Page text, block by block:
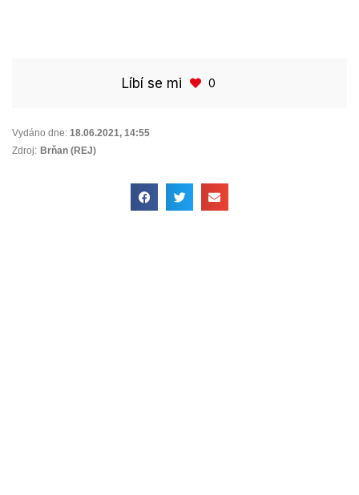
Líbí se mi 0
Vydáno dne: 18.06.2021, 14:55
Zdroj: Brňan (REJ)